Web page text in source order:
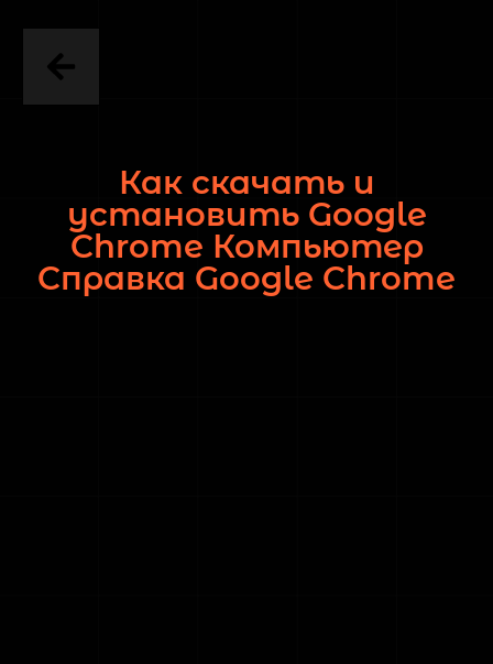
Как скачать и
установить Google
Chrome Компьютер
Cправка Google Chrome